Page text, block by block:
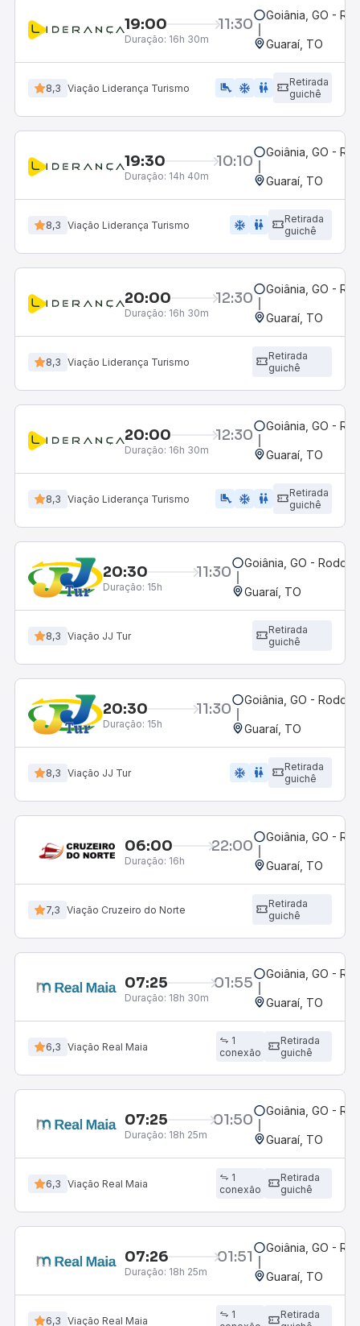
19:00 11:30
Duração: 16h 30m
Goiânia, GO -
Guaraí, TO
8,3 Viação Liderança Turismo airline_seat_legroom_extra ac_unit wc
Retirada
guichê
19:30 10:10
Duração: 14h 40m
Goiânia, GO -
Guaraí, TO
8,3 Viação Liderança Turismo ac_unit wc
Retirada
guichê
20:00 12:30
Duração: 16h 30m
Goiânia, GO -
Guaraí, TO
8,3 Viação Liderança Turismo
Retirada
guichê
20:00 12:30
Duração: 16h 30m
Goiânia, GO -
Guaraí, TO
8,3 Viação Liderança Turismo airline_seat_legroom_extra ac_unit wc
Retirada
guichê
20:30 11:30
Duração: 15h
Goiânia, GO -
Guaraí, TO
8,3 Viação JJ Tur
Retirada
guichê
20:30 11:30
Duração: 15h
Goiânia, GO -
Guaraí, TO
8,3 Viação JJ Tur ac_unit wc
Retirada
guichê
06:00 22:00
Duração: 16h
Goiânia, GO -
Guaraí, TO
7,3 Viação Cruzeiro do Norte
Retirada
guichê
07:25 01:55
Duração: 18h 30m
Goiânia, GO -
Guaraí, TO
6,3 Viação Real Maia
1
conexão
Retirada
guichê
07:25 01:50
Duração: 18h 25m
Goiânia, GO -
Guaraí, TO
6,3 Viação Real Maia
1
conexão
Retirada
guichê
07:26 01:51
Duração: 18h 25m
Goiânia, GO -
Guaraí, TO
6,3 Viação Real Maia
1
Retirada